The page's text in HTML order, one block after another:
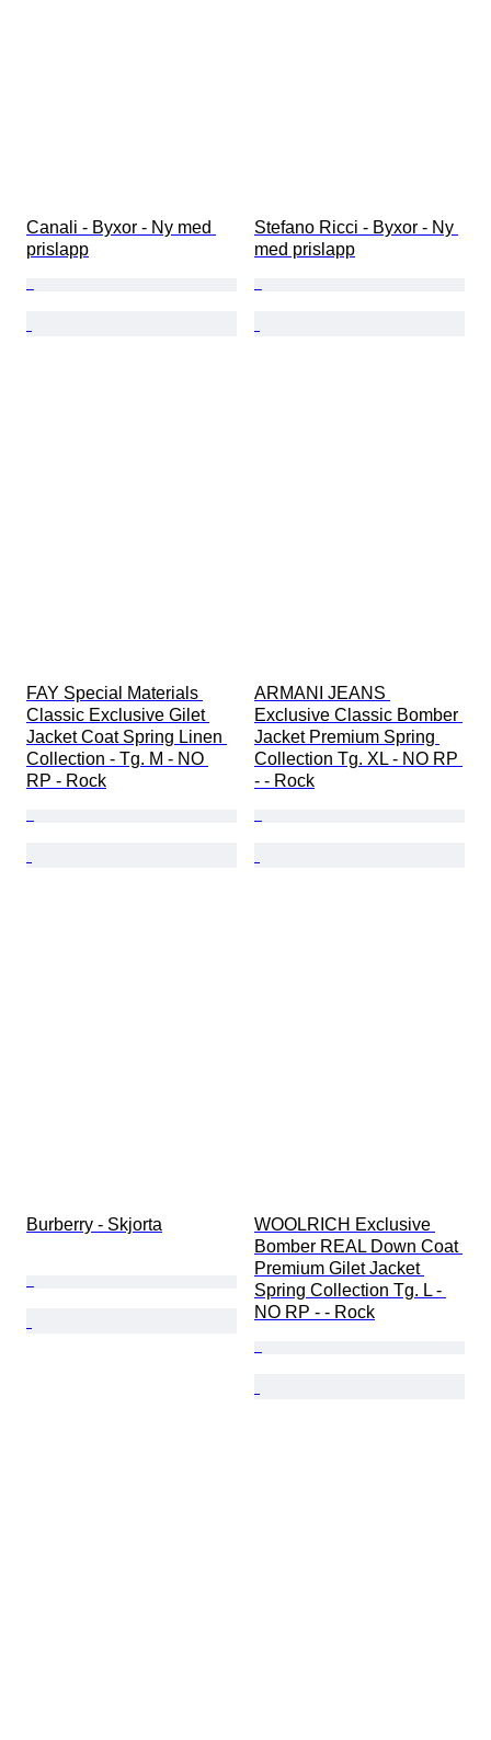
Canali - Byxor - Ny med
prislapp
Stefano Ricci - Byxor - Ny
med prislapp
FAY Special Materials
Classic Exclusive Gilet
Jacket Coat Spring Linen
Collection - Tg. M - NO
RP - Rock
ARMANI JEANS
Exclusive Classic Bomber
Jacket Premium Spring
Collection Tg. XL - NO RP
- - Rock
Burberry - Skjorta
WOOLRICH Exclusive
Bomber REAL Down Coat
Premium Gilet Jacket
Spring Collection Tg. L -
NO RP - - Rock